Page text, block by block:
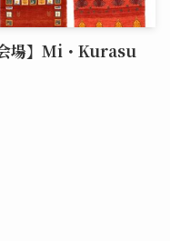
場】Mi・Kurasu